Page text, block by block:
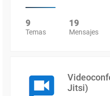
9
Temas
19
Mensajes
Jitsi)